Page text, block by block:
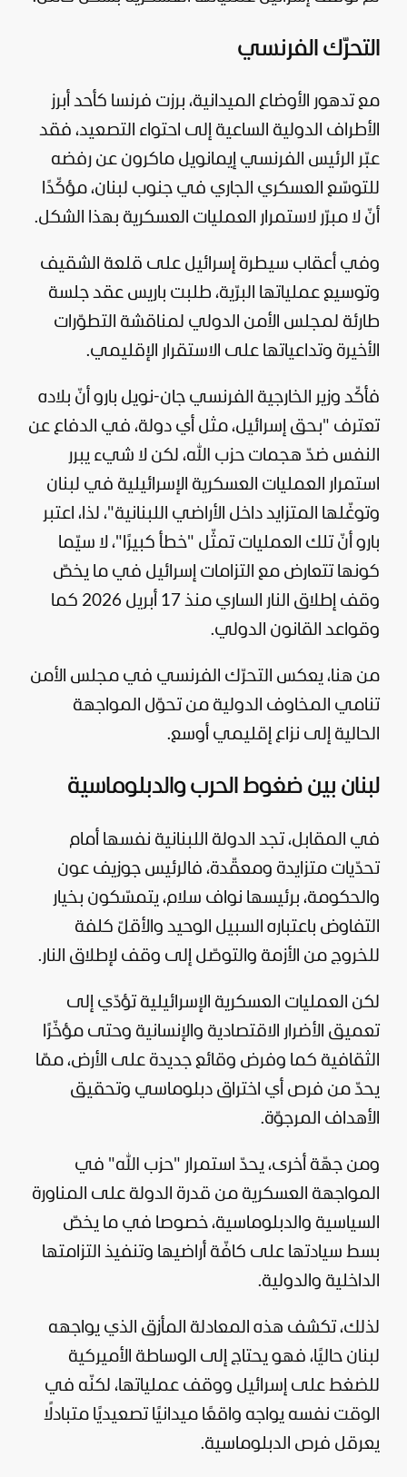
التحرّك الفرنسي
مع تدهور الأوضاع الميدانية، برزت فرنسا كأحد أبرز
الأطراف الدولية الساعية إلى احتواء التصعيد، فقد
عبّر الرئيس الفرنسي إيمانويل ماكرون عن رفضه
للتوسّع العسكري الجاري في جنوب لبنان، مؤكّدًا
أنّ لا مبرّر لاستمرار العمليات العسكرية بهذا الشكل.
وفي أعقاب سيطرة إسرائيل على قلعة الشقيف
وتوسيع عملياتها البرّية، طلبت باريس عقد جلسة
طارئة لمجلس الأمن الدولي لمناقشة التطوّرات
الأخيرة وتداعياتها على الاستقرار الإقليمي.
فأكّد وزير الخارجية الفرنسي جان-نويل بارو أنّ بلاده
تعترف "بحق إسرائيل، مثل أي دولة، في الدفاع عن
النفس ضدّ هجمات حزب الله، لكن لا شيء يبرر
استمرار العمليات العسكرية الإسرائيلية في لبنان
وتوغّلها المتزايد داخل الأراضي اللبنانية"، لذا، اعتبر
بارو أنّ تلك العمليات تمثّل "خطأ كبيرًا"، لا سيّما
كونها تتعارض مع التزامات إسرائيل في ما يخصّ
وقف إطلاق النار الساري منذ 17 أبريل 2026 كما
وقواعد القانون الدولي.
من هنا، يعكس التحرّك الفرنسي في مجلس الأمن
تنامي المخاوف الدولية من تحوّل المواجهة
الحالية إلى نزاع إقليمي أوسع.
لبنان بين ضغوط الحرب والدبلوماسية
في المقابل، تجد الدولة اللبنانية نفسها أمام
تحدّيات متزايدة ومعقّدة، فالرئيس جوزيف عون
والحكومة، برئيسها نواف سلام، يتمسّكون بخيار
التفاوض باعتباره السبيل الوحيد والأقلّ كلفة
للخروج من الأزمة والتوصّل إلى وقف لإطلاق النار.
لكن العمليات العسكرية الإسرائيلية تؤدّي إلى
تعميق الأضرار الاقتصادية والإنسانية وحتى مؤخّرًا
الثقافية كما وفرض وقائع جديدة على الأرض، ممّا
يحدّ من فرص أي اختراق دبلوماسي وتحقيق
الأهداف المرجوّة.
ومن جهّة أخرى، يحدّ استمرار "حزب الله" في
المواجهة العسكرية من قدرة الدولة على المناورة
السياسية والدبلوماسية، خصوصا في ما يخصّ
بسط سيادتها على كافّة أراضيها وتنفيذ التزامتها
الداخلية والدولية.
لذلك، تكشف هذه المعادلة المأزق الذي يواجهه
لبنان حاليًا، فهو يحتاج إلى الوساطة الأميركية
للضغط على إسرائيل ووقف عملياتها، لكنّه في
الوقت نفسه يواجه واقعًا ميدانيًا تصعيديًا متبادلًا
يعرقل فرص الدبلوماسية.